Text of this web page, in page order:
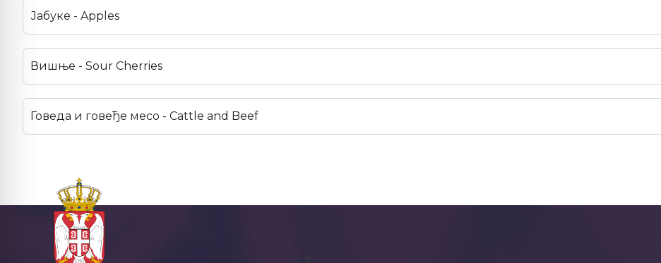
Јабуке - Apples
Вишње - Sour Cherries
Говеда и говеђе месо - Cattle and Beef